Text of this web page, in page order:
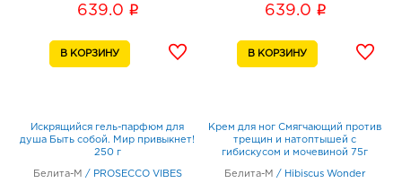
639.0 i 639.0 i
Искрящийся гель-парфюм для
душа Быть собой. Мир привыкнет!
250 г
Белита-М / PROSECCO VIBES
Крем для ног Смягчающий против
трещин и натоптышей с
гибискусом и мочевиной 75г
Белита-М / Hibiscus Wonder